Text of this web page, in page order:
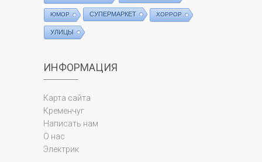
ЮМОР СУПЕРМАРКЕТ ХОРРОР
УЛИЦЫ
ИНФОРМАЦИЯ
Карта сайта
Кременчуг
Написать нам
О нас
Электрик